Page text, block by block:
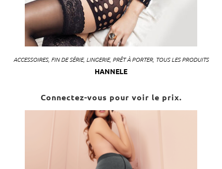
ACCESSOIRES, FIN DE SÉRIE, LINGERIE, PRÊT À PORTER, TOUS LES PRODUITS
HANNELE
Connectez-vous pour voir le prix.